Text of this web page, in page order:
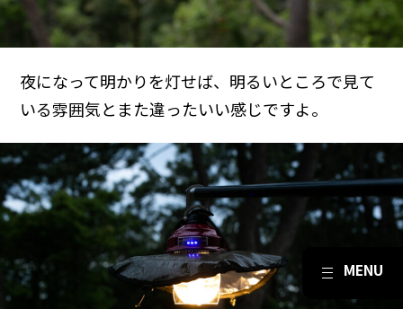
夜になって明かりを灯せば、明るいところで見て
いる雰囲気とまた違ったいい感じですよ。